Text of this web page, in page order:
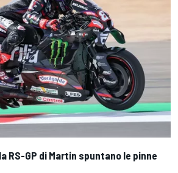
RS-GP di Martin spuntano le pinne